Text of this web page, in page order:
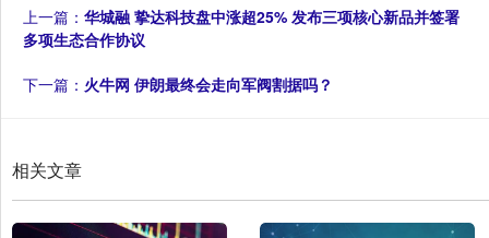
上一篇： 华城融 挚达科技盘中涨超25% 发布三项核心新品并签署
多项生态合作协议
下一篇： 火牛网 伊朗最终会走向军阀割据吗？
相关文章